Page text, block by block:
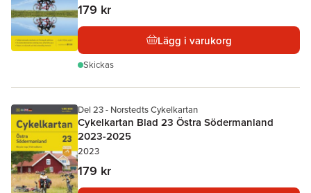
179 kr
Lägg i varukorg
Skickas
Del 23 - Norstedts Cykelkartan
Cykelkartan Blad 23 Östra Södermanland
2023-2025
2023
179 kr